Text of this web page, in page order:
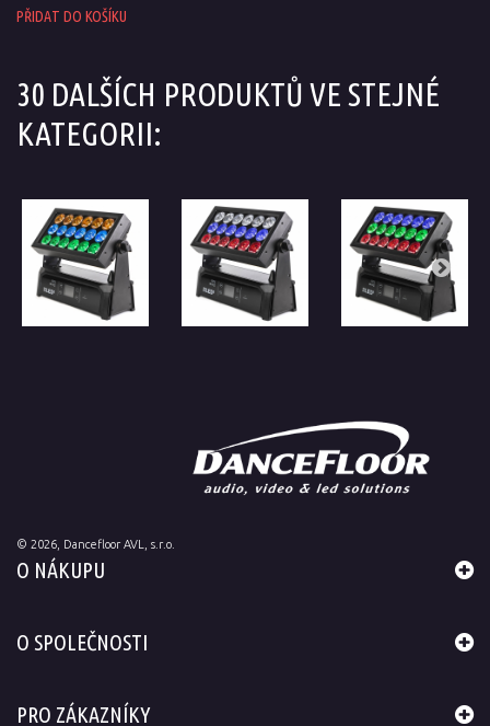
PŘIDAT DO KOŠÍKU
30 DALŠÍCH PRODUKTŮ VE STEJNÉ
KATEGORII:
© 2026 , Dancefloor AVL, s.r.o.
O NÁKUPU
O SPOLEČNOSTI
PRO ZÁKAZNÍKY